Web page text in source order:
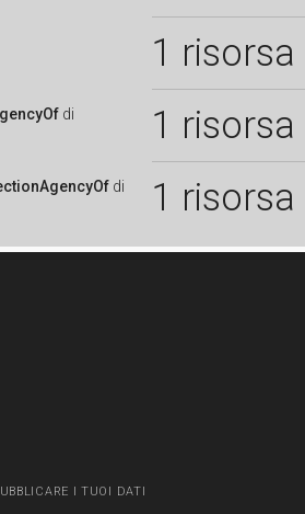
1 risorsa
di 1 risorsa
di 1 risorsa
I TUOI DATI